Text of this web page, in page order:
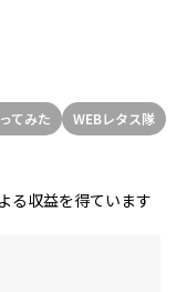
てみた WEBレタス隊
る収益を得ています